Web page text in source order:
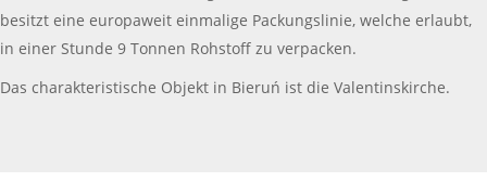
besitzt eine europaweit einmalige Packungslinie, welche erlaubt,
in einer Stunde 9 Tonnen Rohstoff zu verpacken.
Das charakteristische Objekt in Bieruń ist die Valentinskirche.